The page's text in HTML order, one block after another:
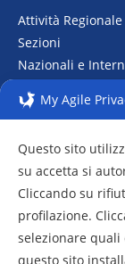
Attività Regionale
Sezioni
Nazionali e
Raduni
Archivio
My Agile
Questo sito
su accetta si
Cliccando su
profilazione.
selezionare
questo sito